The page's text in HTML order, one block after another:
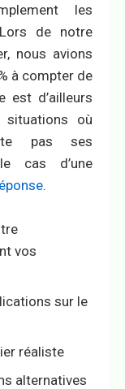
les
de notre
nous avions
à compter de
est d’ailleurs
situations où
pas ses
cas d’une
.
vos
sur le
réaliste
alternatives